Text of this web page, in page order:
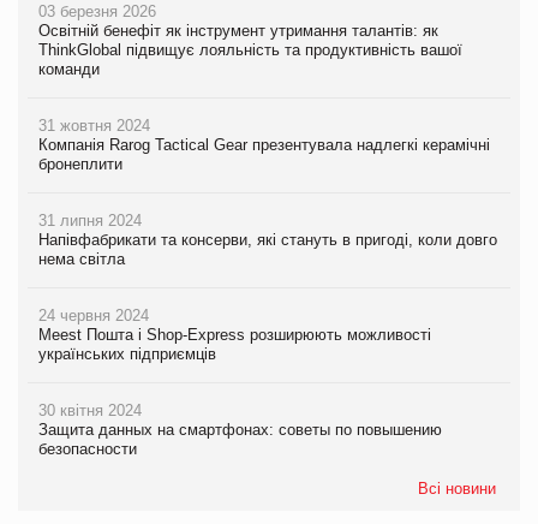
03 березня 2026
Освітній бенефіт як інструмент утримання талантів: як
ThinkGlobal підвищує лояльність та продуктивність вашої
команди
31 жовтня 2024
Компанія Rarog Tactical Gear презентувала надлегкі керамічні
бронеплити
31 липня 2024
Напівфабрикати та консерви, які стануть в пригоді, коли довго
нема світла
24 червня 2024
Meest Пошта і Shop-Express розширюють можливості
українських підприємців
30 квітня 2024
Защита данных на смартфонах: советы по повышению
безопасности
Всі новини